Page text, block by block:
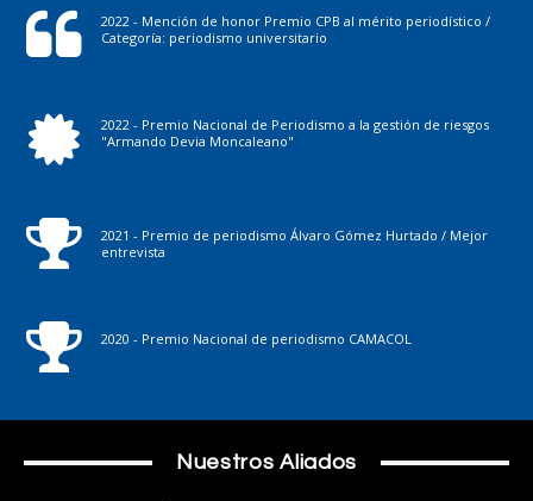
2022 - Mención de honor Premio CPB al mérito periodístico /
Categoría: periodismo universitario
2022 - Premio Nacional de Periodismo a la gestión de riesgos
"Armando Devia Moncaleano"
2021 - Premio de periodismo Álvaro Gómez Hurtado / Mejor
entrevista
2020 - Premio Nacional de periodismo CAMACOL
Nuestros Aliados